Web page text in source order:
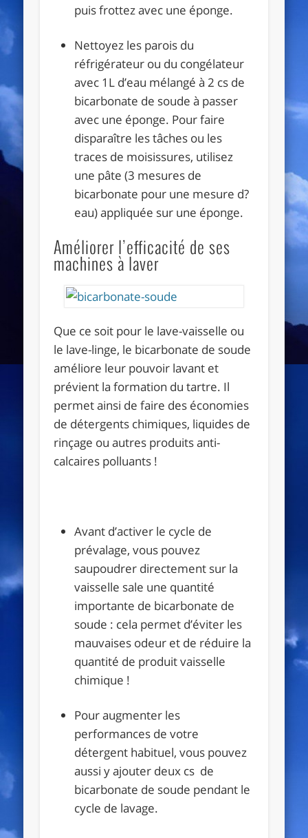
puis frottez avec une éponge.
Nettoyez les parois du
réfrigérateur ou du congélateur
avec 1L d’eau mélangé à 2 cs de
bicarbonate de soude à passer
avec une éponge. Pour faire
disparaître les tâches ou les
traces de moisissures, utilisez
une pâte (3 mesures de
bicarbonate pour une mesure d?
eau) appliquée sur une éponge.
Améliorer l’efficacité de ses
machines à laver
Que ce soit pour le lave-vaisselle ou
le lave-linge, le bicarbonate de soude
améliore leur pouvoir lavant et
prévient la formation du tartre. Il
permet ainsi de faire des économies
de détergents chimiques, liquides de
rinçage ou autres produits anti-
calcaires polluants !
Avant d’activer le cycle de
prévalage, vous pouvez
saupoudrer directement sur la
vaisselle sale une quantité
importante de bicarbonate de
soude : cela permet d’éviter les
mauvaises odeur et de réduire la
quantité de produit vaisselle
chimique !
Pour augmenter les
performances de votre
détergent habituel, vous pouvez
aussi y ajouter deux cs de
bicarbonate de soude pendant le
cycle de lavage.